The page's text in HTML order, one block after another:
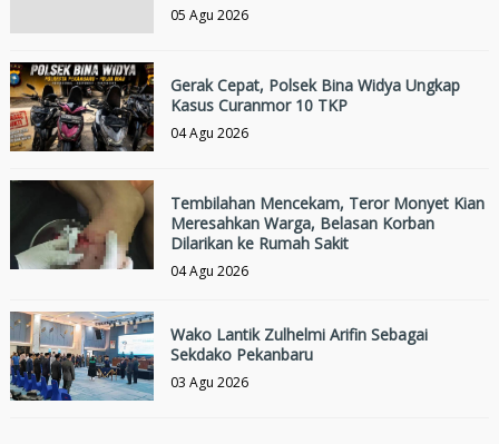
05 Agu 2026
Gerak Cepat, Polsek Bina Widya Ungkap
Kasus Curanmor 10 TKP
04 Agu 2026
Tembilahan Mencekam, Teror Monyet Kian
Meresahkan Warga, Belasan Korban
Dilarikan ke Rumah Sakit
04 Agu 2026
Wako Lantik Zulhelmi Arifin Sebagai
Sekdako Pekanbaru
03 Agu 2026